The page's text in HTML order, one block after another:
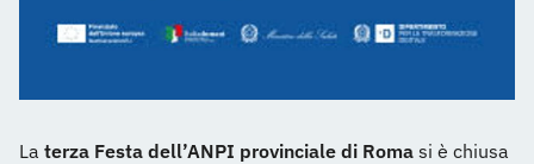
La terza Festa dell’ANPI provinciale di Roma si è chiusa